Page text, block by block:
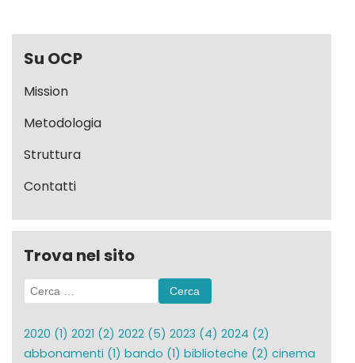
Su OCP
Mission
Metodologia
Struttura
Contatti
Trova nel sito
Ricerca
per:
2020 (1) 2021 (2) 2022 (5) 2023 (4) 2024 (2)
abbonamenti (1) bando (1) biblioteche (2) cinema